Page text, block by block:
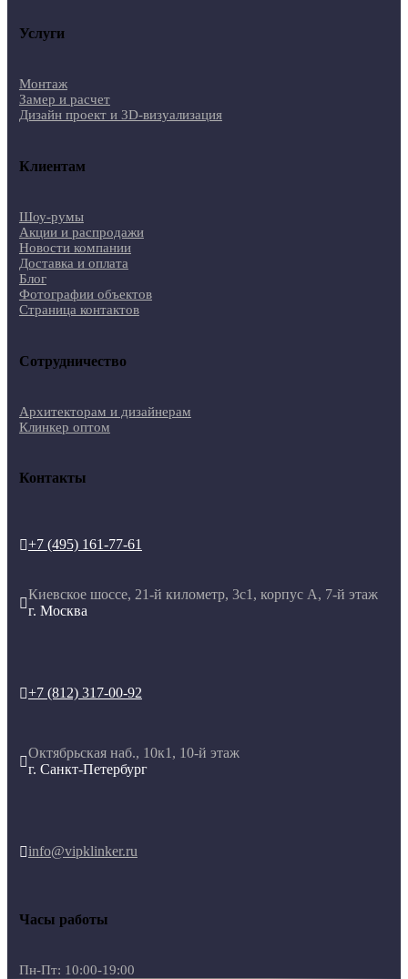
Услуги
Монтаж
Замер и расчет
Дизайн проект и 3D-визуализация
Клиентам
Шоу-румы
Акции и распродажи
Новости компании
Доставка и оплата
Блог
Фотографии объектов
Страница контактов
Сотрудничество
Архитекторам и дизайнерам
Клинкер оптом
Контакты
+7 (495) 161-77-61

Киевское шоссе, 21-й километр, 3с1, корпус А, 7-й этаж
г. Москва
+7 (812) 317-00-92

Октябрьская наб., 10к1, 10-й этаж
г. Санкт-Петербург
info@vipklinker.ru
Часы работы
Пн-Пт: 10:00-19:00